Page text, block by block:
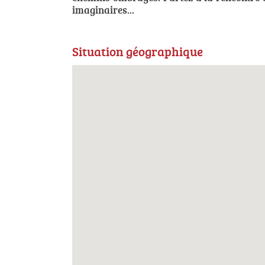
imaginaires...
Situation géographique